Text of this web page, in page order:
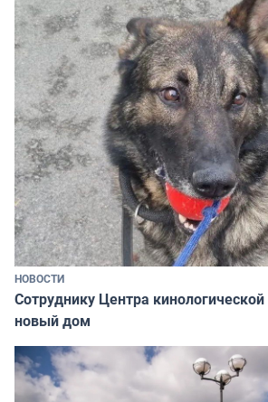
НОВОСТИ
Сотруднику Центра
новый дом